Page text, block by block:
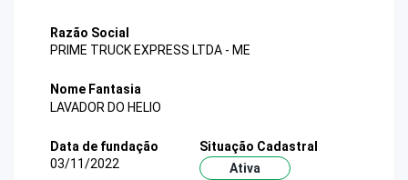
Razão Social
PRIME TRUCK EXPRESS LTDA - ME
Nome Fantasia
LAVADOR DO HELIO
Data de fundação
03/11/2022
Situação Cadastral
Ativa